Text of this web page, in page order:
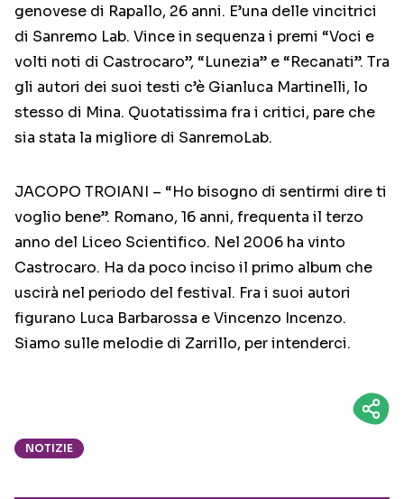
genovese di Rapallo, 26 anni. E’una delle vincitrici
di Sanremo Lab. Vince in sequenza i premi “Voci e
volti noti di Castrocaro”, “Lunezia” e “Recanati”. Tra
gli autori dei suoi testi c’è Gianluca Martinelli, lo
stesso di Mina. Quotatissima fra i critici, pare che
sia stata la migliore di SanremoLab.
JACOPO TROIANI – “Ho bisogno di sentirmi dire ti
voglio bene”. Romano, 16 anni, frequenta il terzo
anno del Liceo Scientifico. Nel 2006 ha vinto
Castrocaro. Ha da poco inciso il primo album che
uscirà nel periodo del festival. Fra i suoi autori
figurano Luca Barbarossa e Vincenzo Incenzo.
Siamo sulle melodie di Zarrillo, per intenderci.
NOTIZIE